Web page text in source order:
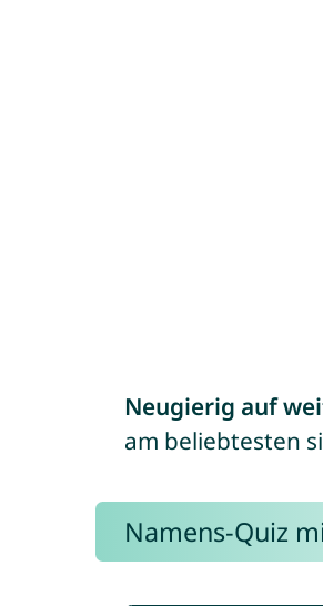
Neugierig auf
am beliebtesten
Namens-Quiz